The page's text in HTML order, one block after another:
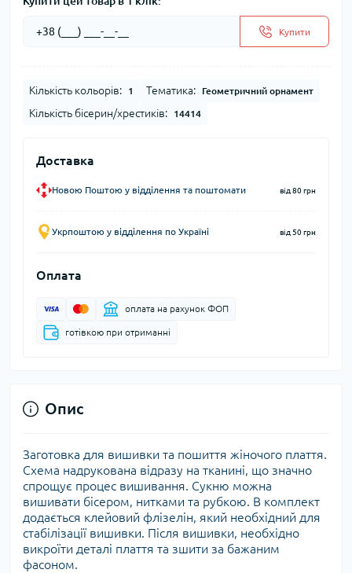
Купити
Кількість кольорів: 1 Тематика: Геометричний орнамент
Кількість бісерин/хрестиків: 14414
Доставка
Новою Поштою у відділення та поштомати від 80 грн
Укрпоштою у відділення по Україні від 50 грн
Оплата
оплата на рахунок ФОП
готівкою при отриманні
Опис
Заготовка для вишивки та пошиття жіночого плаття.
Схема надрукована відразу на тканині, що значно
спрощує процес вишивання. Сукню можна
вишивати бісером, нитками та рубкою. В комплект
додається клейовий флізелін, який необхідний для
стабілізації вишивки. Після вишивки, необхідно
викроїти деталі плаття та зшити за бажаним
фасоном.